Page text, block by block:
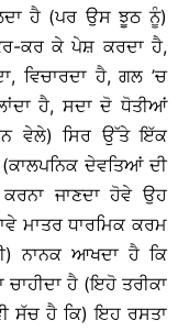
ਹੈ (ਪਰ ਉਸ ਝੂਠ ਨੂੰ)
ਕਰ ਕੇ ਪੇਸ਼ ਕਰਦਾ ਹੈ,
ਵਿਚਾਰਦਾ ਹੈ, ਗਲ ’ਚ
ਹੈ, ਸਦਾ ਦੋ ਧੋਤੀਆਂ
ਵੇਲੇ) ਸਿਰ ਉੱਤੇ ਇੱਕ
ਦੇਵਤਿਆਂ ਦੀ
ਜਾਣਦਾ ਹੋਵੇ ਉਹ
ਮਾਤਰ ਧਾਰਮਿਕ ਕਰਮ
ਨਾਨਕ ਆਖਦਾ ਹੈ ਕਿ
ਹੈ (ਇਹੋ ਤਰੀਕਾ
ਸੱਚ ਹੈ ਕਿ) ਇਹ ਰਸਤਾ